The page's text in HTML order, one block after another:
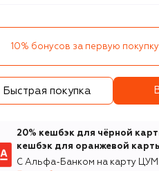
10% бонусов за первую покупку
Быстрая покупка
20% кешбэк для чёрной
кешбэк для оранжевой
С Альфа-Банком на карту